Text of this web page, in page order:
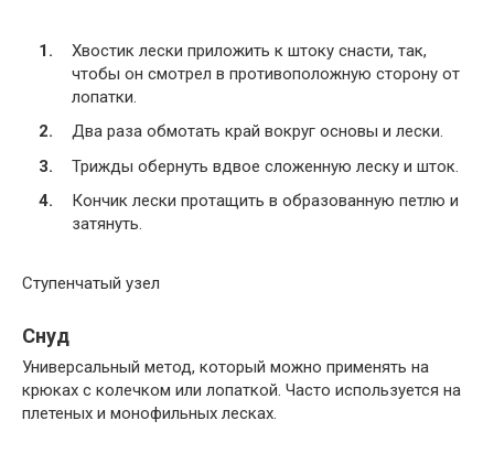
Хвостик лески приложить к штоку снасти, так,
чтобы он смотрел в противоположную сторону от
лопатки.
Два раза обмотать край вокруг основы и лески.
Трижды обернуть вдвое сложенную леску и шток.
Кончик лески протащить в образованную петлю и
затянуть.
Ступенчатый узел
Снуд
Универсальный метод, который можно применять на
крюках с колечком или лопаткой. Часто используется на
плетеных и монофильных лесках.